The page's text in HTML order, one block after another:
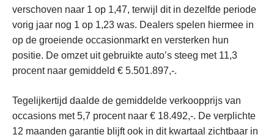
verschoven naar 1 op 1,47, terwijl dit in dezelfde periode
vorig jaar nog 1 op 1,23 was. Dealers spelen hiermee in
op de groeiende occasionmarkt en versterken hun
positie. De omzet uit gebruikte auto’s steeg met 11,3
procent naar gemiddeld € 5.501.897,-.
Tegelijkertijd daalde de gemiddelde verkoopprijs van
occasions met 5,7 procent naar € 18.492,-. De verplichte
12 maanden garantie blijft ook in dit kwartaal zichtbaar in